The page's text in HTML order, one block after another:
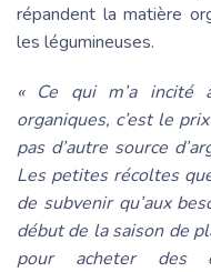
répandent la matière
les légumineuses.
« Ce qui m’a incité
organiques, c’est le
pas d’autre source
Les petites récoltes
de subvenir qu’aux
début de la saison de
pour acheter des